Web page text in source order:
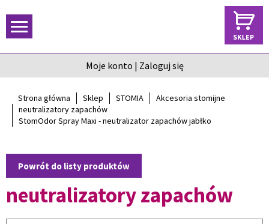
Moje konto | Zaloguj się
Strona główna Sklep STOMIA
Akcesoria stomijne
neutralizatory zapachów
StomOdor Spray Maxi - neutralizator zapachów jabłko
Powrót do listy produktów
neutralizatory zapachów